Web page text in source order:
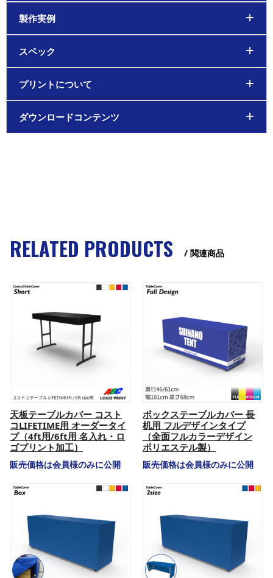
製作実例
スペック
プリントについて
ダウンロードコンテンツ
RELATED PRODUCTS / 関連商品
天板テーブルカバー コスト
コLIFETIME用 オーダータイ
プ（4ft用/6ft用 名入れ・ロ
ゴプリント加工）
販売価格は会員様のみに公開
ボックステーブルカバー 長
机用 フルデザインタイプ
（全面フルカラーデザイン
ポリエステル製）
販売価格は会員様のみに公開